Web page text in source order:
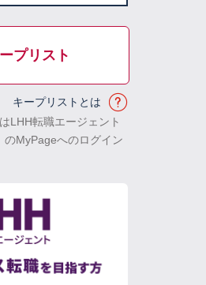
プリスト
キープリストとは
LHH転職エージェント
のMyPageへのログイン